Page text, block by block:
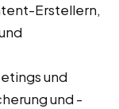
Erstellern,
und
und -